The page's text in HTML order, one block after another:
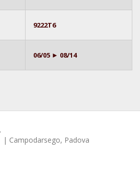
9222T6
06/05 ► 08/14
| Campodarsego, Padova